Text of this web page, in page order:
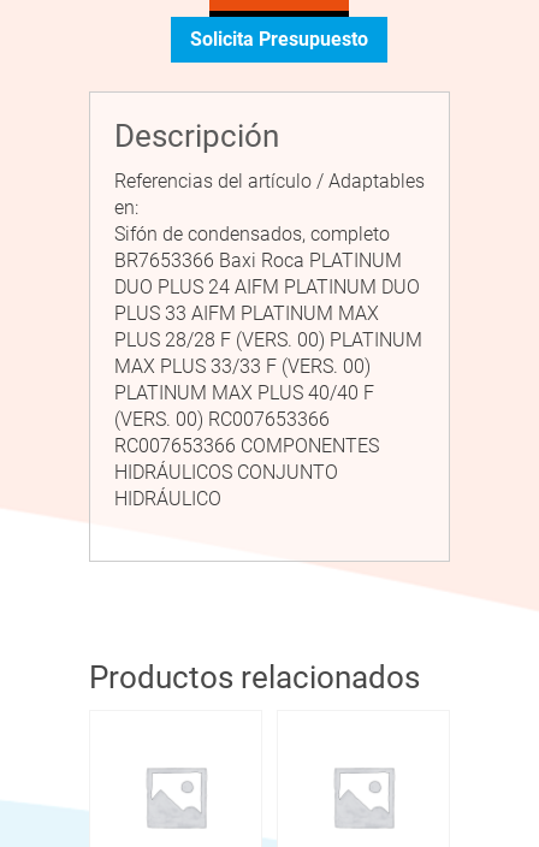
Solicita Presupuesto
Descripción
Referencias del artículo / Adaptables
en:
Sifón de condensados, completo
BR7653366 Baxi Roca PLATINUM
DUO PLUS 24 AIFM PLATINUM DUO
PLUS 33 AIFM PLATINUM MAX
PLUS 28/28 F (VERS. 00) PLATINUM
MAX PLUS 33/33 F (VERS. 00)
PLATINUM MAX PLUS 40/40 F
(VERS. 00) RC007653366
RC007653366 COMPONENTES
HIDRÁULICOS CONJUNTO
HIDRÁULICO
Productos relacionados